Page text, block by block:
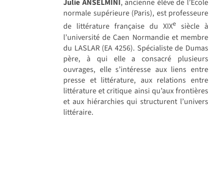
Julie ANSELMINI, ancienne élève de l’École
normale supérieure (Paris), est professeure
de littérature française du XIXe siècle à
l’université de Caen Normandie et membre
du LASLAR (EA 4256). Spécialiste de Dumas
père, à qui elle a consacré plusieurs
ouvrages, elle s’intéresse aux liens entre
presse et littérature, aux relations entre
littérature et critique ainsi qu’aux frontières
et aux hiérarchies qui structurent l’univers
littéraire.